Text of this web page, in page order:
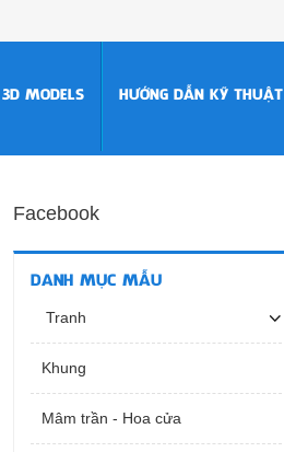
3D MODELS HƯỚNG DẪN KỸ THUẬT
Facebook
DANH MỤC MẪU
Tranh
Khung
Mâm trần - Hoa cửa